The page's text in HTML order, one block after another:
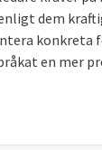
har
på den
dem
konkreta
en mer